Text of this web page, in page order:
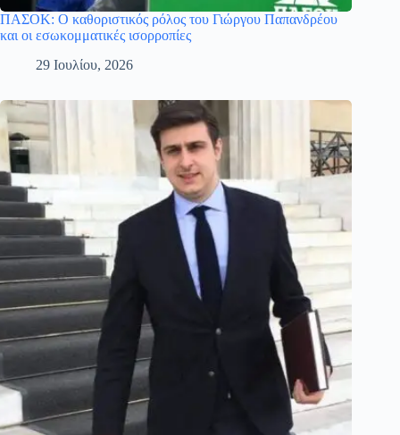
ΠΑΣΟΚ: Ο καθοριστικός ρόλος του Γιώργου Παπανδρέου
και οι εσωκομματικές ισορροπίες
29 Ιουλίου, 2026